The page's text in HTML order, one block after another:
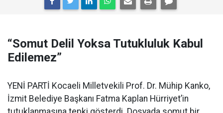
“Somut Delil Yoksa Tutukluluk Kabul
Edilemez”
YENİ PARTİ Kocaeli Milletvekili Prof. Dr. Mühip Kanko,
İzmit Belediye Başkanı Fatma Kaplan Hürriyet’in